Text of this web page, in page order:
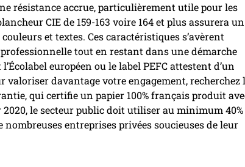
résistance accrue, particulièrement utile pour les
CIE de 159-163 voire 164 et plus assurera un
et textes. Ces caractéristiques s’avèrent
tout en restant dans une démarche
européen ou le label PEFC attestent d’un
davantage votre engagement, recherchez
qui certifie un papier 100% français produit
2020, le secteur public doit utiliser au minimum 40%
entreprises privées soucieuses de leur